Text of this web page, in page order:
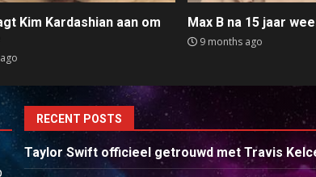
Kim Kardashian aan om
Max B na 15 jaar
9 months ago
RECENT POSTS
Taylor Swift officieel getrouwd met Travis